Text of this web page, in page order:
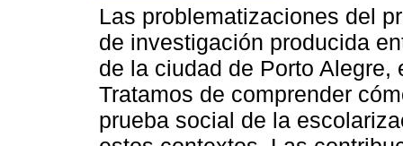
Las problematizaciones del
de investigación producida
de la ciudad de Porto
Tratamos de comprender
prueba social de la